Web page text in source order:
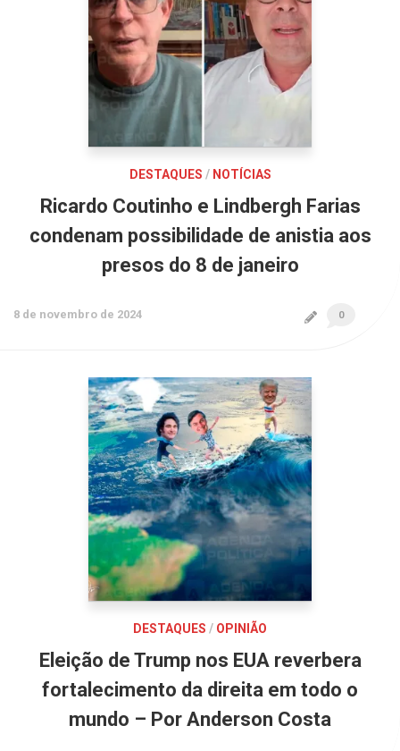
DESTAQUES / NOTÍCIAS
Ricardo Coutinho e Lindbergh Farias
condenam possibilidade de anistia aos
presos do 8 de janeiro
0
8 de novembro de 2024
DESTAQUES / OPINIÃO
Eleição de Trump nos EUA reverbera
fortalecimento da direita em todo o
mundo – Por Anderson Costa